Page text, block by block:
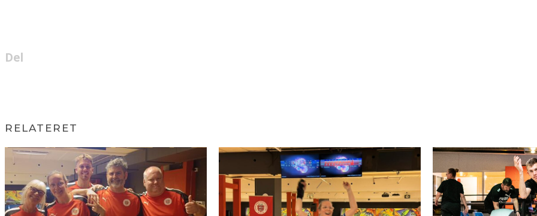
Del
RELATERET